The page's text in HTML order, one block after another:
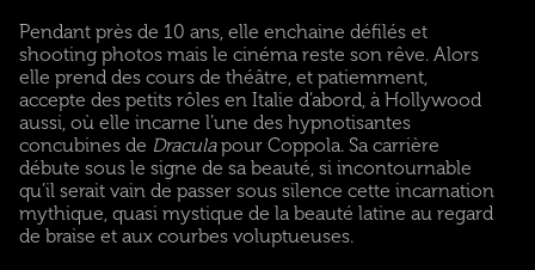
Pendant près de 10 ans, elle enchaine défilés et
shooting photos mais le cinéma reste son rêve. Alors
elle prend des cours de théâtre, et patiemment,
accepte des petits rôles en Italie d’abord, à Hollywood
aussi, où elle incarne l’une des hypnotisantes
concubines de Draculapour Coppola. Sa carrière
débute sous le signe de sa beauté, si incontournable
qu’il serait vain de passer sous silence cette incarnation
mythique, quasi mystique de la beauté latine au regard
de braise et aux courbes voluptueuses.